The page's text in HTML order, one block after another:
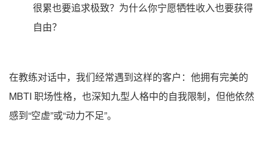
很累也要追求极致？为什么你宁愿牺牲收入也要获得
自由？
在教练对话中，我们经常遇到这样的客户：他拥有完美的
MBTI 职场性格，也深知九型人格中的自我限制，但他依然
感到“空虚”或“动力不足”。